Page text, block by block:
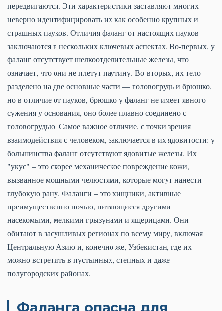
передвигаются. Эти характеристики заставляют многих
неверно идентифицировать их как особенно крупных и
страшных пауков. Отличия фаланг от настоящих пауков
заключаются в нескольких ключевых аспектах. Во-первых, у
фаланг отсутствует шелкоотделительные железы, что
означает, что они не плетут паутину. Во-вторых, их тело
разделено на две основные части — головогрудь и брюшко,
но в отличие от пауков, брюшко у фаланг не имеет явного
сужения у основания, оно более плавно соединено с
головогрудью. Самое важное отличие, с точки зрения
взаимодействия с человеком, заключается в их ядовитости: у
большинства фаланг отсутствуют ядовитые железы. Их
"укус" – это скорее механическое повреждение кожи,
вызванное мощными челюстями, которые могут нанести
глубокую рану. Фаланги – это хищники, активные
преимущественно ночью, питающиеся другими
насекомыми, мелкими грызунами и ящерицами. Они
обитают в засушливых регионах по всему миру, включая
Центральную Азию и, конечно же, Узбекистан, где их
можно встретить в пустынных, степных и даже
полугородских районах.
Фаланга опасна для